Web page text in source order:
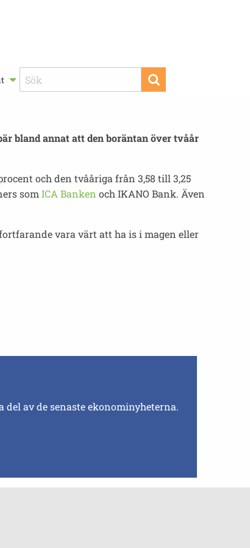
bland annat att den boräntan över tvåår
och den tvååriga från 3,58 till 3,25
som ICA Banken och IKANO Bank. Även
vara värt att ha is i magen eller
av de senaste ekonominyheterna.